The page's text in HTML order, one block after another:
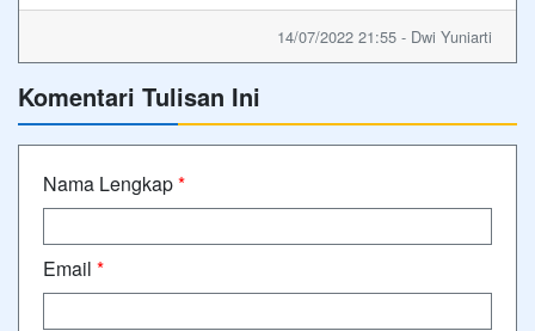
14/07/2022 21:55 - Dwi Yuniarti
Komentari Tulisan Ini
Nama Lengkap*
Email *